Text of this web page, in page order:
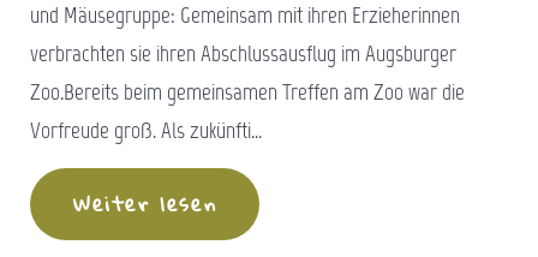
und Mäusegruppe: Gemeinsam mit ihren Erzieherinnen
verbrachten sie ihren Abschlussausflug im Augsburger
Zoo.Bereits beim gemeinsamen Treffen am Zoo war die
Vorfreude groß. Als zukünfti...
Weiter lesen